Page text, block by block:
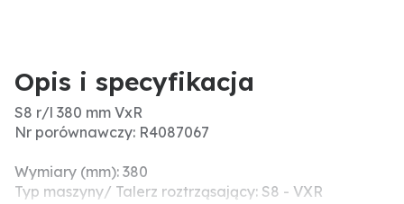
Opis i specyfikacja
S8 r/l 380 mm VxR
Nr porównawczy: R4087067
Wymiary (mm): 380
Typ maszyny/ Talerz roztrząsający: S8 - VXR